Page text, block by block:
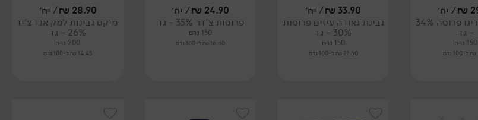
₪/ יח׳
גבינת פקורינו פרוסה 34%
- גד
150 גרם
33.90
₪/ יח׳
גבינת גאודה עיזים פרוסות
30% - גד
150 גרם
22.60 ₪ ל-100 גרם
24.90
₪/ יח׳
פרוסות צ'דר 35% - גד
150 גרם
16.60 ₪ ל-100 גרם
28.90
₪/ יח׳
מיקס גבינות למק אנד צ'יז
26% - גד
200 גרם
14.45 ₪ ל-100 גרם